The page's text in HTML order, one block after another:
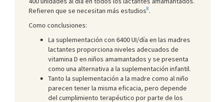
Refieren que se necesitan más estudios8.
Como conclusiones:
La suplementación con 6400 UI/día en las madres
lactantes proporciona niveles adecuados de
vitamina D en niños amamantados y se presenta
como una alternativa a la suplementación infantil.
Tanto la suplementación a la madre como al niño
parecen tener la misma eficacia, pero depende
del cumplimiento terapéutico por parte de los